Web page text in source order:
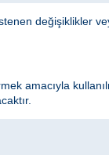
değişiklikler
amacıyla